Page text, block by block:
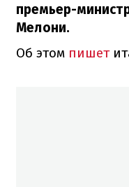
премьер-
Мелони.
Об этом пишет